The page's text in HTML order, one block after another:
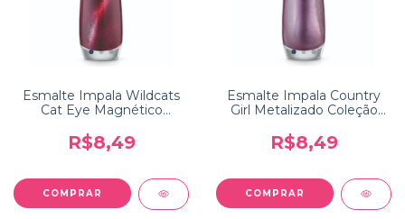
Esmalte Impala Wildcats
Cat Eye Magnético
High School Musical
R$8,49
Esmalte Impala Country
Girl Metalizado Coleção
Montana
R$8,49